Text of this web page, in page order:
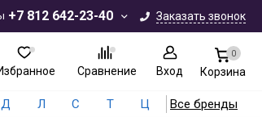
+7 812 642-23-40 Заказать звонок
Сравнение Вход
0
Корзина
Д Л С Т Ц Все бренды